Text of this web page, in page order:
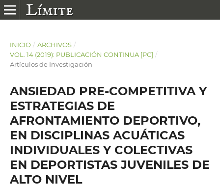
INICIO / ARCHIVOS /
VOL. 14 (2019): PUBLICACIÓN CONTINUA [PC] /
Artículos de Investigación
ANSIEDAD PRE-COMPETITIVA Y
ESTRATEGIAS DE
AFRONTAMIENTO DEPORTIVO,
EN DISCIPLINAS ACUÁTICAS
INDIVIDUALES Y COLECTIVAS
EN DEPORTISTAS JUVENILES DE
ALTO NIVEL